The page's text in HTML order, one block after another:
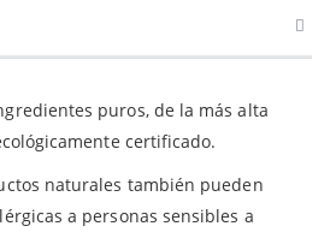
puros, de la más alta
certificado.
naturales también pueden
a personas sensibles a